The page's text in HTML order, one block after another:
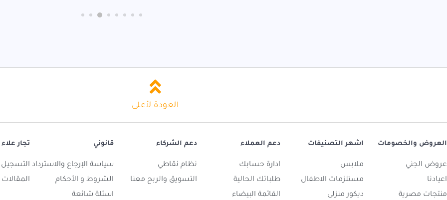
العودة لأعلى
العروض والخصومات
عروض الجني
اعيادنا
منتجات مصرية
اشهر التصنيفات
ملابس
مستلزمات الاطفال
ديكور منزلى
دعم العملاء
ادارة حسابك
طلباتك الحالية
القائمة البيضاء
دعم الشركاء
نظام نقاطي
التسويق والربح معنا
قانوني
سياسة الإرجاع والاسترداد
الشروط و الأحكام
اسئلة شائعة
تجار
التسجيل
المقالات